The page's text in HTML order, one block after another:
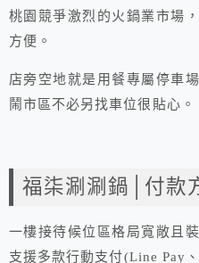
桃園競爭激烈的火鍋業市場
方便。
店旁空地就是用餐專屬停車
鬧市區不必另找車位很貼心。
福柒涮涮鍋│付款
一樓接待候位區格局寬敞且
支援多款行動支付(Line Pay